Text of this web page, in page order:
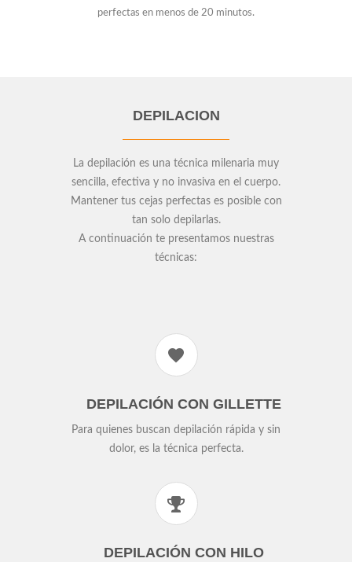
perfectas en menos de 20 minutos.
DEPILACION
La depilación es una técnica milenaria muy
sencilla, efectiva y no invasiva en el cuerpo.
Mantener tus cejas perfectas es posible con
tan solo depilarlas.
A continuación te presentamos nuestras
técnicas:
DEPILACIÓN CON GILLETTE
Para quienes buscan depilación rápida y sin
dolor, es la técnica perfecta.
DEPILACIÓN CON HILO